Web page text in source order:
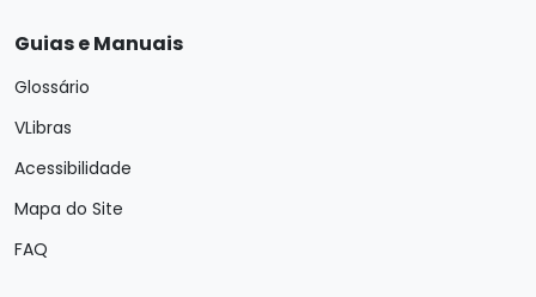
Guias e Manuais
Glossário
VLibras
Acessibilidade
Mapa do Site
FAQ